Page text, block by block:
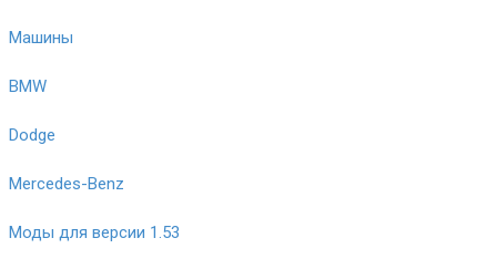
Машины
BMW
Dodge
Mercedes-Benz
Моды для версии 1.53